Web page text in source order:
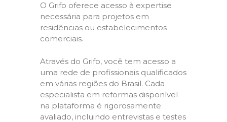
O Grifo oferece acesso à expertise
necessária para projetos em
residências ou estabelecimentos
comerciais.
Através do Grifo, você tem acesso a
uma rede de profissionais qualificados
em várias regiões do Brasil. Cada
especialista em reformas disponível
na plataforma é rigorosamente
avaliado, incluindo entrevistas e testes